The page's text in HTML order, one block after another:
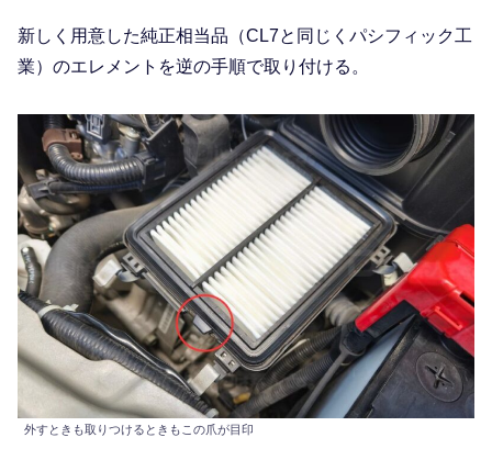
新しく用意した純正相当品（CL7と同じくパシフィック工
業）のエレメントを逆の手順で取り付ける。
外すときも取りつけるときもこの爪が目印